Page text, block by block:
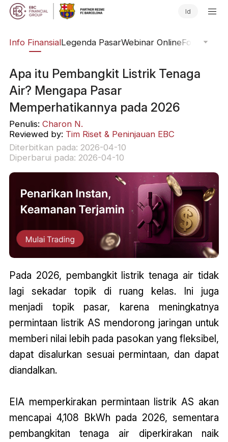
Id
Info FinansialLegenda PasarWebinar OnlineFokus
Apa itu Pembangkit Listrik Tenaga
Air? Mengapa Pasar
Memperhatikannya pada 2026
Penulis: Charon N.
Reviewed by: Tim Riset & Peninjauan EBC
Diterbitkan pada: 2026-04-10
Diperbarui pada: 2026-04-10
Pada 2026, pembangkit listrik tenaga air tidak
lagi sekadar topik di ruang kelas. Ini juga
menjadi topik pasar, karena meningkatnya
permintaan listrik AS mendorong jaringan untuk
memberi nilai lebih pada pasokan yang fleksibel,
dapat disalurkan sesuai permintaan, dan dapat
diandalkan.
EIA memperkirakan permintaan listrik AS akan
mencapai 4,108 BkWh pada 2026, sementara
pembangkitan tenaga air diperkirakan naik